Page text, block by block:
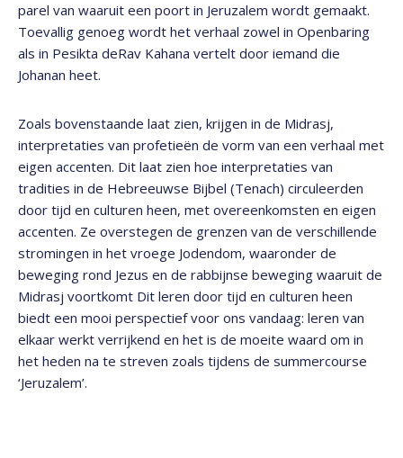
parel van waaruit een poort in Jeruzalem wordt gemaakt.
Toevallig genoeg wordt het verhaal zowel in Openbaring
als in Pesikta deRav Kahana vertelt door iemand die
Johanan heet.
Zoals bovenstaande laat zien, krijgen in de Midrasj,
interpretaties van profetieën de vorm van een verhaal met
eigen accenten. Dit laat zien hoe interpretaties van
tradities in de Hebreeuwse Bijbel (Tenach) circuleerden
door tijd en culturen heen, met overeenkomsten en eigen
accenten. Ze overstegen de grenzen van de verschillende
stromingen in het vroege Jodendom, waaronder de
beweging rond Jezus en de rabbijnse beweging waaruit de
Midrasj voortkomt Dit leren door tijd en culturen heen
biedt een mooi perspectief voor ons vandaag: leren van
elkaar werkt verrijkend en het is de moeite waard om in
het heden na te streven zoals tijdens de summercourse
‘Jeruzalem’.